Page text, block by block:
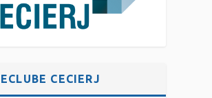
CECIERJ